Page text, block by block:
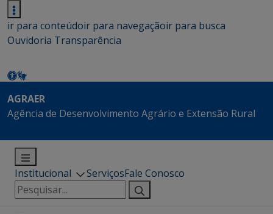
ir para conteúdoir para navegaçãoir para busca
Ouvidoria Transparência
AGRAER
Agência de Desenvolvimento Agrário e Extensão Rural
Institucional ServiçosFale Conosco
Pesquisar
por: